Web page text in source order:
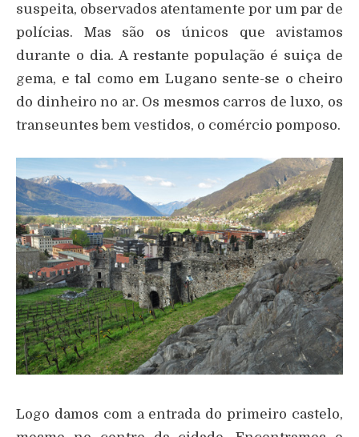
suspeita, observados atentamente por um par de
polícias. Mas são os únicos que avistamos
durante o dia. A restante população é suiça de
gema, e tal como em Lugano sente-se o cheiro
do dinheiro no ar. Os mesmos carros de luxo, os
transeuntes bem vestidos, o comércio pomposo.
Logo damos com a entrada do primeiro castelo,